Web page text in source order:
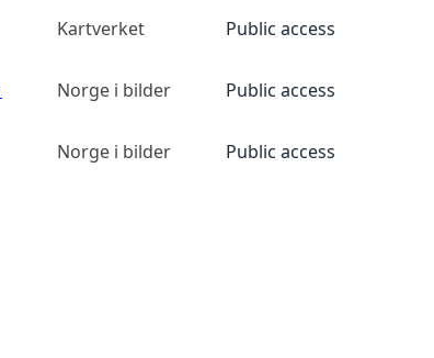
Kartverket Public access
Norge i bilder Public access
Norge i bilder Public access